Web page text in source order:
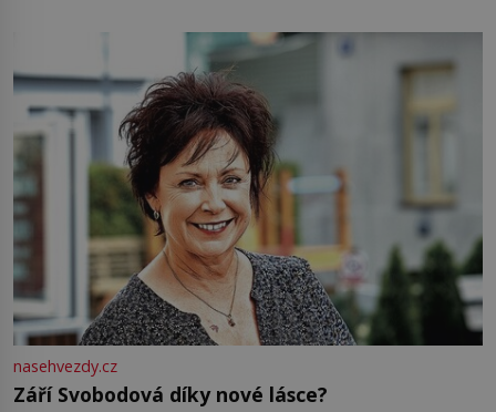
Jsme spolu moc rádi Tehdy byla jiná doba, když
nasehvezdy.cz
Září Svobodová díky nové lásce?